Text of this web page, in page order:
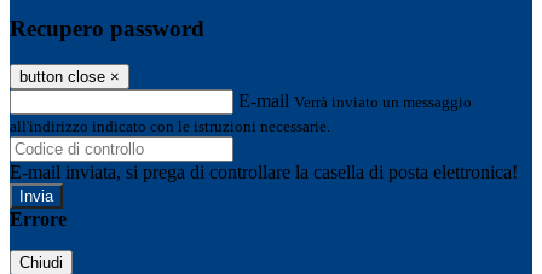
Recupero password
button close ×
E-mail Verrà inviato un messaggio
all'indirizzo indicato con le istruzioni necessarie.
E-mail inviata, si prega di controllare la casella di posta elettronica!
Errore
Chiudi